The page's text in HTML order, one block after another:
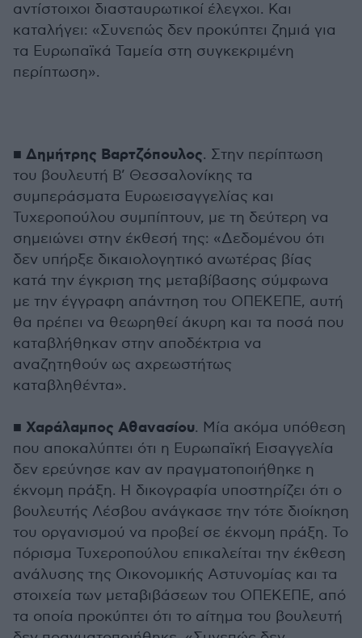
αντίστοιχοι διασταυρωτικοί έλεγχοι. Και
καταλήγει: «Συνεπώς δεν προκύπτει ζημιά για
τα Ευρωπαϊκά Ταμεία στη συγκεκριμένη
περίπτωση».
■ Δημήτρης Βαρτζόπουλος. Στην περίπτωση
του βουλευτή Β’ Θεσσαλονίκης τα
συμπεράσματα Ευρωεισαγγελίας και
Τυχεροπούλου συμπίπτουν, με τη δεύτερη να
σημειώνει στην έκθεσή της: «Δεδομένου ότι
δεν υπήρξε δικαιολογητικό ανωτέρας βίας
κατά την έγκριση της μεταβίβασης σύμφωνα
με την έγγραφη απάντηση του ΟΠΕΚΕΠΕ, αυτή
θα πρέπει να θεωρηθεί άκυρη και τα ποσά που
καταβλήθηκαν στην αποδέκτρια να
αναζητηθούν ως αχρεωστήτως
καταβληθέντα».
■ Χαράλαμπος Αθανασίου. Μία ακόμα υπόθεση
που αποκαλύπτει ότι η Ευρωπαϊκή Εισαγγελία
δεν ερεύνησε καν αν πραγματοποιήθηκε η
έκνομη πράξη. Η δικογραφία υποστηρίζει ότι ο
βουλευτής Λέσβου ανάγκασε την τότε διοίκηση
του οργανισμού να προβεί σε έκνομη πράξη. Το
πόρισμα Τυχεροπούλου επικαλείται την έκθεση
ανάλυσης της Οικονομικής Αστυνομίας και τα
στοιχεία των μεταβιβάσεων του ΟΠΕΚΕΠΕ, από
τα οποία προκύπτει ότι το αίτημα του βουλευτή